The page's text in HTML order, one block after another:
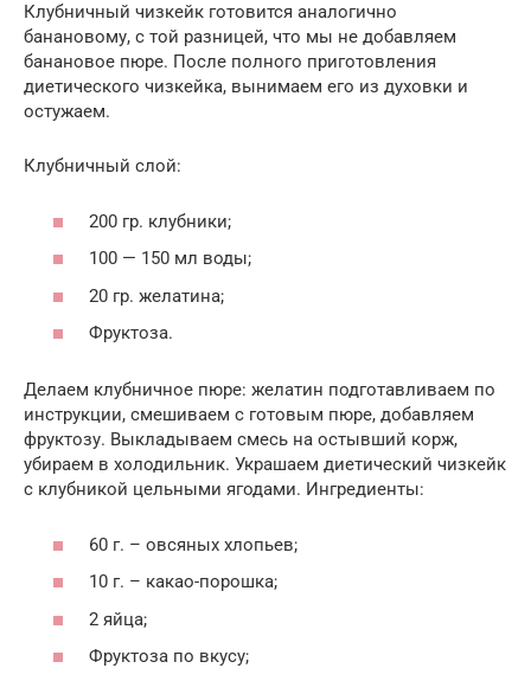
Клубничный чизкейк готовится аналогично
банановому, с той разницей, что мы не добавляем
банановое пюре. После полного приготовления
диетического чизкейка, вынимаем его из духовки и
остужаем.
Клубничный слой:
200 гр. клубники;
100 — 150 мл воды;
20 гр. желатина;
Фруктоза.
Делаем клубничное пюре: желатин подготавливаем по
инструкции, смешиваем с готовым пюре, добавляем
фруктозу. Выкладываем смесь на остывший корж,
убираем в холодильник. Украшаем диетический чизкейк
с клубникой цельными ягодами. Ингредиенты:
60 г. – овсяных хлопьев;
10 г. – какао-порошка;
2 яйца;
Фруктоза по вкусу;